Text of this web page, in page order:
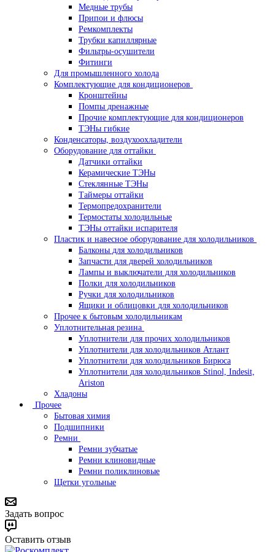
Медные трубы
Припои и флюсы
Ремкомплекты
Трубки капиллярные
Фильтры-осушители
Фитинги
Для промышленного холода
Комплектующие для кондиционеров
Кронштейны
Помпы дренажные
Прочие комплектующие для кондиционеров
ТЭНы гибкие
Конденсаторы, воздухоохладители
Оборудование для оттайки
Датчики оттайки
Керамические ТЭНы
Стеклянные ТЭНы
Таймеры оттайки
Термопредохранители
Термостаты холодильные
ТЭНы оттайки испарителя
Пластик и навесное оборудование для холодильников
Балконы для холодильников
Запчасти для дверей холодильников
Лампы и выключатели для холодильников
Полки для холодильников
Ручки для холодильников
Ящики и облицовки для холодильников
Прочее к бытовым холодильникам
Уплотнительная резина
Уплотнители для прочих холодильников
Уплотнители для холодильников Атлант
Уплотнители для холодильников Бирюса
Уплотнители для холодильников Stinol, Indesit,
Ariston
Хладоны
Прочее
Бытовая химия
Подшипники
Ремни
Ремни зубчатые
Ремни клиновидные
Ремни поликлиновые
Щетки угольные
Задать вопрос
Оставить отзыв